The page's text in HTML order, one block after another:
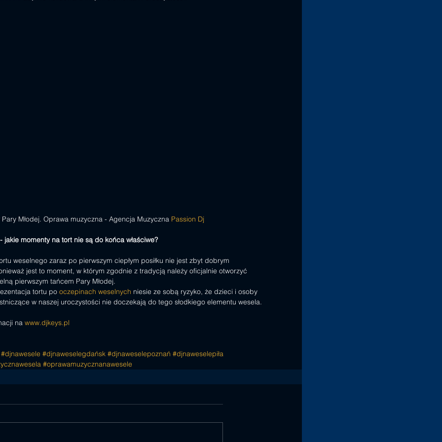
Pary Młodej. Oprawa muzyczna - Agencja Muzyczna Passion Dj
jakie momenty na tort nie są do końca właściwe?
weselnego zaraz po pierwszym ciepłym posiłku nie jest zbyt dobrym
jest to moment, w którym zgodnie z tradycją należy oficjalnie otworzyć
pierwszym tańcem Pary Młodej.
tortu po oczepinach weselnych niesie ze sobą ryzyko, że dzieci i osoby
w naszej uroczystości nie doczekają do tego słodkiego elementu wesela.
na www.djkeys.pl
#djnawesele #djnaweselegdańsk #djnaweselepoznań #djnaweselepiła
#oprawamuzycznanawesele